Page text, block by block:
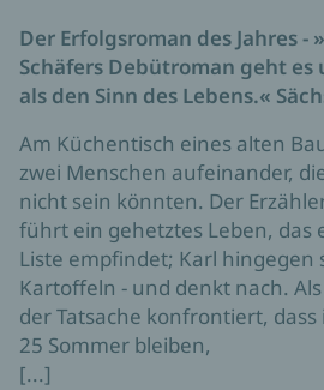
Der Erfolgsroman des Jahres -
Schäfers Debütroman geht
als den Sinn des Lebens.«
Am Küchentisch eines alten
zwei Menschen aufeinander,
nicht sein könnten. Der
führt ein gehetztes Leben, das
Liste empfindet; Karl hingegen
Kartoffeln - und denkt nach.
der Tatsache konfrontiert,
25 Sommer bleiben,
[...]